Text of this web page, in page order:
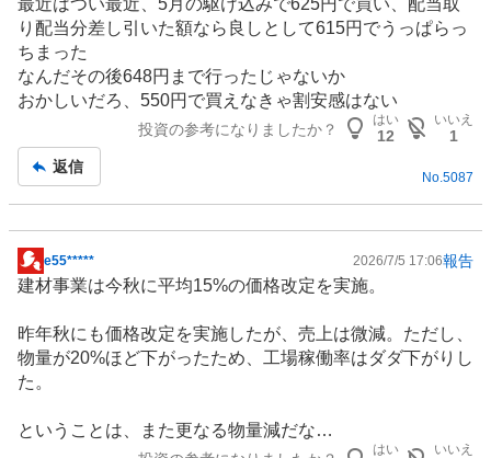
記
事
り配当分差し引いた額なら良しとして615円でうっぱらっ
ちまった
なんだその後648円まで行ったじゃないか
おかしいだろ、550円で買えなきゃ割安感はない
投資の参考になりましたか？
はい
12
いいえ
1
返信
No.5087
掲
示
記
事
e55***** 2026/7/5 17:06報告
建材事業は今秋に平均15%の価格改定を実施。
昨年秋にも価格改定を実施したが、売上は微減。ただし、
物量が20%ほど下がったため、工場稼働率はダダ下がりし
た。
ということは、また更なる物量減だな…
はい いいえ